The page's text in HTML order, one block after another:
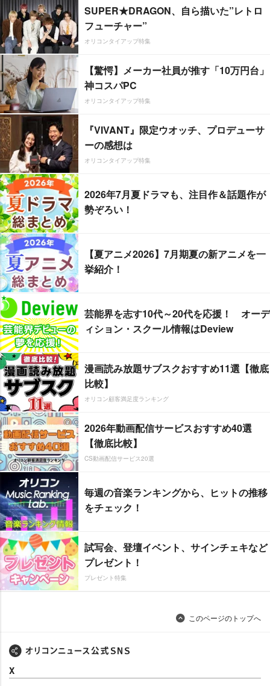
SUPER★DRAGON、自ら描いた”レトロ
フューチャー”
オリコンタイアップ特集
【驚愕】メーカー社員が推す「10万円台」
神コスパPC
オリコンタイアップ特集
『VIVANT』限定ウオッチ、プロデューサ
ーの感想は
オリコンタイアップ特集
2026年7月夏ドラマも、注目作＆話題作が
勢ぞろい！
【夏アニメ2026】7月期夏の新アニメを一
挙紹介！
芸能界を志す10代～20代を応援！ オーデ
ィション・スクール情報はDeview
漫画読み放題サブスクおすすめ11選【徹底
比較】
オリコン顧客満足度ランキング
2026年動画配信サービスおすすめ40選
【徹底比較】
CS動画配信サービス20選
毎週の音楽ランキングから、ヒットの推移
をチェック！
試写会、登壇イベント、サインチェキなど
プレゼント！
プレゼント特集
このページのトップへ
X